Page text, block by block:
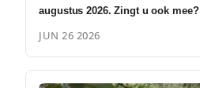
augustus 2026. Zingt u ook mee?
JUN 26 2026